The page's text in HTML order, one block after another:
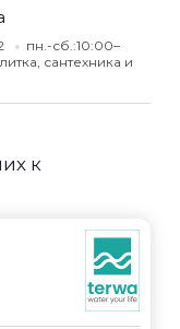
пн.-сб.:10:00–
сантехника и
к